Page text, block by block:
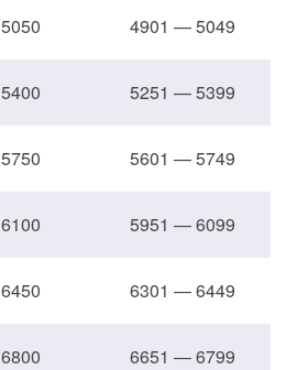
5050 4901 — 5049
5400 5251 — 5399
5750 5601 — 5749
6100 5951 — 6099
6450 6301 — 6449
6800 6651 — 6799